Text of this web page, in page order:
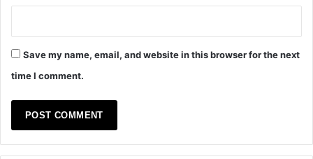
Save my name, email, and website in this browser for the next
time I comment.